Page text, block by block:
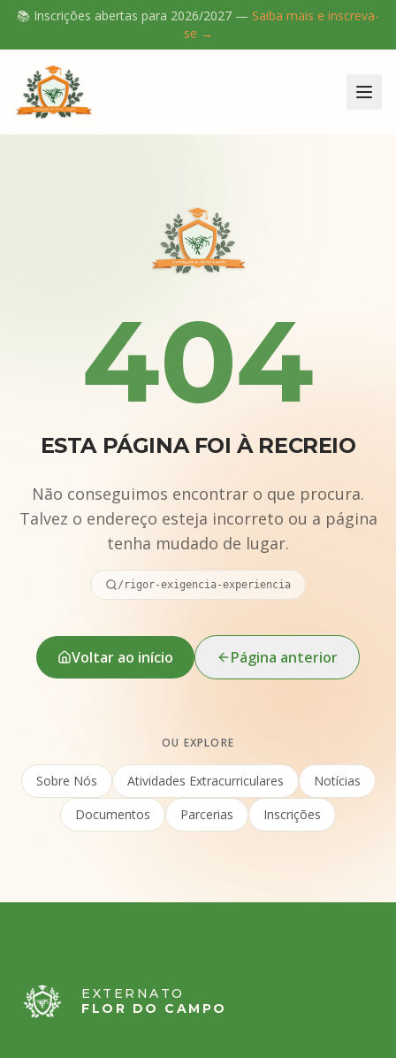
📚 Inscrições abertas para 2026/2027 — Saiba mais e inscreva-
se →
404
ESTA PÁGINA FOI À RECREIO
Não conseguimos encontrar o que procura.
Talvez o endereço esteja incorreto ou a página
tenha mudado de lugar.
/rigor-exigencia-experiencia
Voltar ao início Página anterior
OU EXPLORE
Sobre Nós Atividades Extracurriculares
Notícias
Documentos
Parcerias Inscrições
EXTERNATO
FLOR DO CAMPO